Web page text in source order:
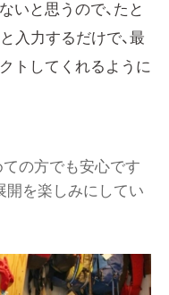
いと思うので、たと
入力するだけで、最
トしてくれるように
ての方でも安心です
開を楽しみにしてい